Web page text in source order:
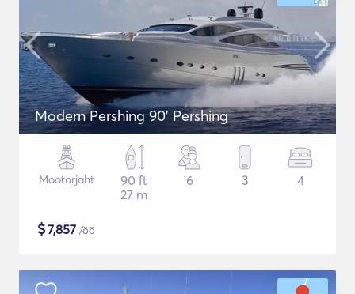
Modern Pershing 90' Pershing
Mootorjaht
90 ft
27 m
6 3 4
$7,857 /öö